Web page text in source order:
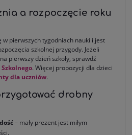
a rozpoczęcie roku
w pierwszych tygodniach nauki i jest
szkolnej przygody. Jeżeli
pierwszy dzień szkoły, sprawdź
Szkolnego. Więcej propozycji dla dzieci
dla uczniów.
drobny
– mały prezent jest miłym